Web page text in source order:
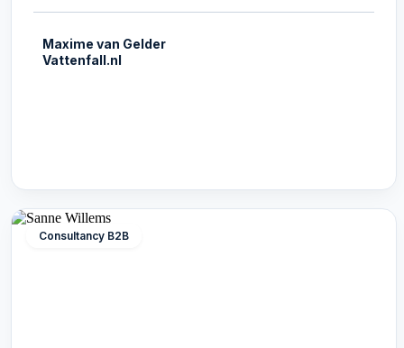
Maxime van Gelder
Vattenfall.nl
Consultancy B2B